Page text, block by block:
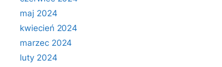
maj 2024
kwiecień 2024
marzec 2024
luty 2024